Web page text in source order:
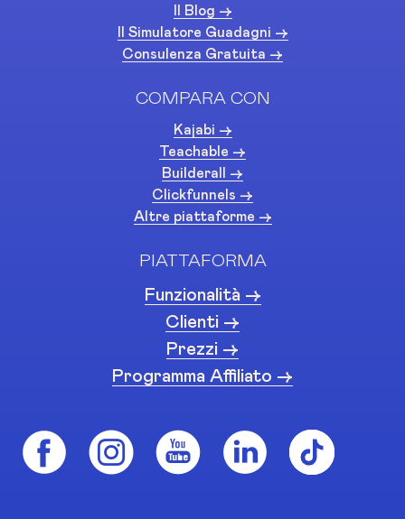
Il Blog ->
Il Simulatore Guadagni ->
Consulenza Gratuita ->
COMPARA CON
Kajabi ->
Teachable ->
Builderall ->
Clickfunnels ->
Altre piattaforme ->
PIATTAFORMA
Funzionalità ->
Clienti ->
Prezzi ->
Programma Affiliato ->